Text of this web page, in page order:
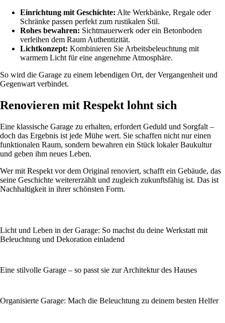
Einrichtung mit Geschichte: Alte Werkbänke, Regale oder
Schränke passen perfekt zum rustikalen Stil.
Rohes bewahren: Sichtmauerwerk oder ein Betonboden
verleihen dem Raum Authentizität.
Lichtkonzept: Kombinieren Sie Arbeitsbeleuchtung mit
warmem Licht für eine angenehme Atmosphäre.
So wird die Garage zu einem lebendigen Ort, der Vergangenheit und
Gegenwart verbindet.
Renovieren mit Respekt lohnt sich
Eine klassische Garage zu erhalten, erfordert Geduld und Sorgfalt –
doch das Ergebnis ist jede Mühe wert. Sie schaffen nicht nur einen
funktionalen Raum, sondern bewahren ein Stück lokaler Baukultur
und geben ihm neues Leben.
Wer mit Respekt vor dem Original renoviert, schafft ein Gebäude, das
seine Geschichte weitererzählt und zugleich zukunftsfähig ist. Das ist
Nachhaltigkeit in ihrer schönsten Form.
Licht und Leben in der Garage: So machst du deine Werkstatt mit
Beleuchtung und Dekoration einladend
Eine stilvolle Garage – so passt sie zur Architektur des Hauses
Organisierte Garage: Mach die Beleuchtung zu deinem besten Helfer